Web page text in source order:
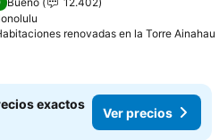
renovadas en la Torre Ainahau
exactos
Ver precios